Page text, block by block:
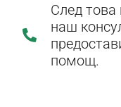
След
наш
помощ.